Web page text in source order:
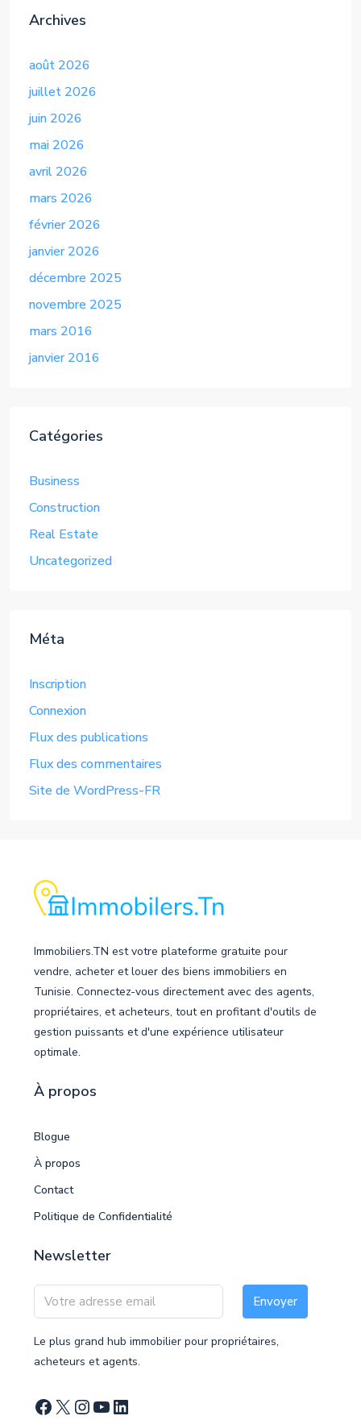
Archives
août 2026
juillet 2026
juin 2026
mai 2026
avril 2026
mars 2026
février 2026
janvier 2026
décembre 2025
novembre 2025
mars 2016
janvier 2016
Catégories
Business
Construction
Real Estate
Uncategorized
Méta
Inscription
Connexion
Flux des publications
Flux des commentaires
Site de WordPress-FR
Immobiliers.TN est votre plateforme gratuite pour
vendre, acheter et louer des biens immobiliers en
Tunisie. Connectez-vous directement avec des agents,
propriétaires, et acheteurs, tout en profitant d'outils de
gestion puissants et d'une expérience utilisateur
optimale.
À propos
Blogue
À propos
Contact
Politique de Confidentialité
Newsletter
Envoyer
Le plus grand hub immobilier pour propriétaires,
acheteurs et agents.